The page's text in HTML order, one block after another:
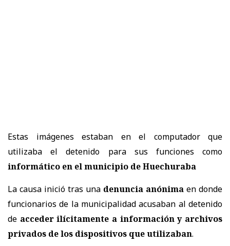
Estas imágenes estaban en el computador que
utilizaba el detenido para sus funciones como
informático en el municipio de Huechuraba
La causa inició tras una denuncia anónima en donde
funcionarios de la municipalidad acusaban al detenido
de acceder ilícitamente a información y archivos
privados de los dispositivos que utilizaban.